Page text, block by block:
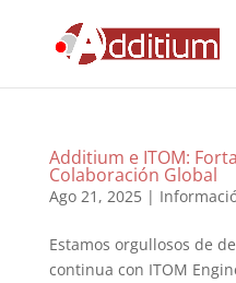
Additium e ITOM:
Colaboración Global
Ago 21, 2025|
Estamos orgullosos de
continua con ITOM